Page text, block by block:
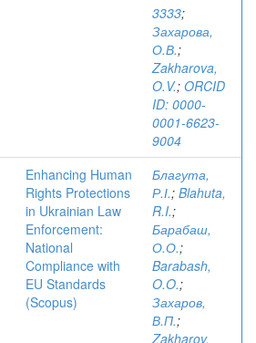
3333;
Захарова,
О.В.;
Zakharova,
O.V.; ORCID
ID: 0000-
0001-6623-
9004
Enhancing Human
Rights Protections
in Ukrainian Law
Enforcement:
National
Compliance with
EU Standards
(Scopus)
Благута,
Р.І.; Blahuta,
R.I.;
Барабаш,
О.О.;
Barabash,
O.O.;
Захаров,
В.П.;
Zakharov,